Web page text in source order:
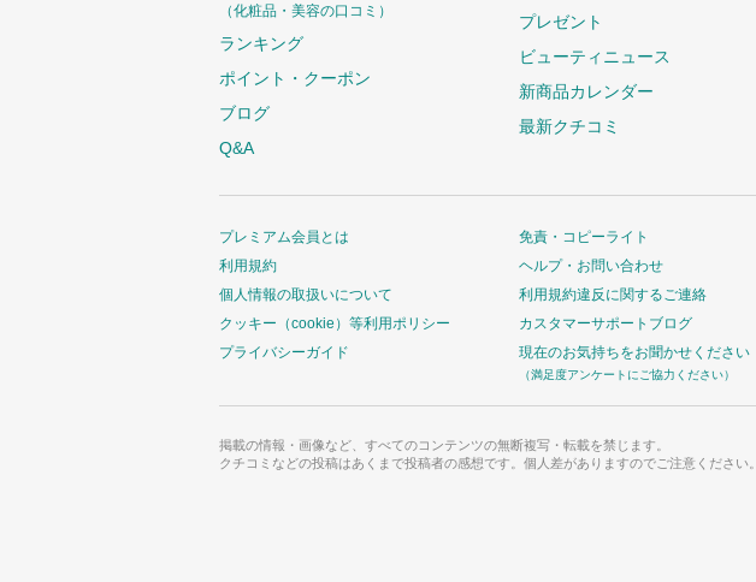
（化粧品・美容の口コミ）
ランキング
ポイント・クーポン
ブログ
Q&A
プレゼント
ビューティニュース
新商品カレンダー
最新クチコミ
プレミアム会員とは
利用規約
個人情報の取扱いについて
クッキー（cookie）等利用ポリシー
プライバシーガイド
免責・コピーライト
ヘルプ・お問い合わせ
利用規約違反に関するご連絡
カスタマーサポートブログ
現在のお気持ちをお聞かせください
（満足度アンケートにご協力ください）
掲載の情報・画像など、すべてのコンテンツの無断複写・転載を禁じます。
クチコミなどの投稿はあくまで投稿者の感想です。個人差がありますのでご注意ください。